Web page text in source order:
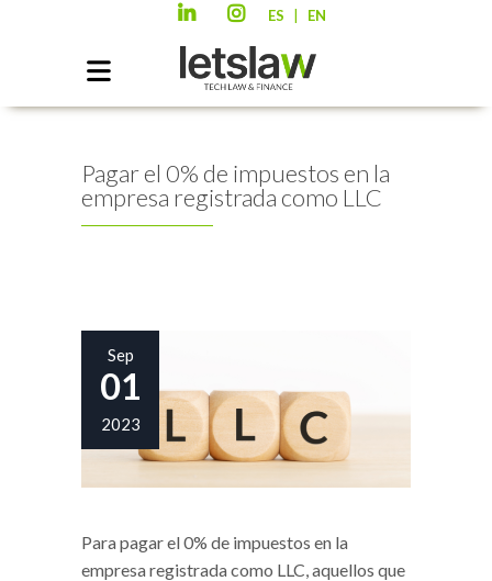
ES EN
Pagar el 0% de impuestos en la
empresa registrada como LLC
Sep
01
2023
Para pagar el 0% de impuestos en la
empresa registrada como LLC, aquellos que